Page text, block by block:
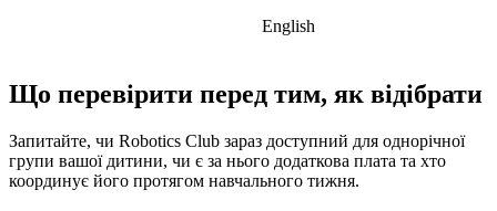
English
Що перевірити перед тим, як відібрати
Запитайте, чи Robotics Club зараз доступний для однорічної
групи вашої дитини, чи є за нього додаткова плата та хто
координує його протягом навчального тижня.